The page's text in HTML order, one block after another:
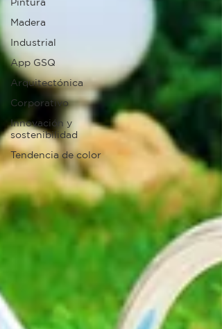
Madera
Industrial
App GSQ
Arquitectónica
Corporativo
Innovación y
sostenibilidad
Tendencia de color